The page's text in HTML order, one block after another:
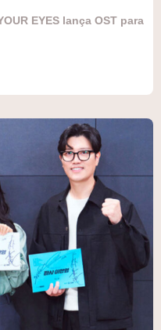
EYES lança OST para